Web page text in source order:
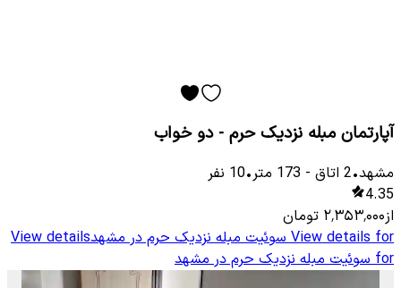
آپارتمان مبله نزدیک حرم - دو خواب
مشهد•
2 اتاق -
173 متر•
10 نفر
4.35
از۲٬۳۵۳٬۰۰۰ تومان
View details for سوئیت مبله نزدیک حرم در مشهدView details
for سوئیت مبله نزدیک حرم در مشهد